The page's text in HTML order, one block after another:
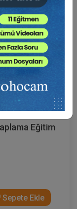
Eğitim
Sepete Ekle